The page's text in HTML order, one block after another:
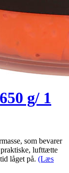
g/ 1
som bevarer
lufttætte
låget på. (Læs